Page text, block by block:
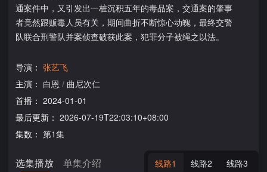
通案件中，又引发出一桩沉积五年的毒品案，交通案的肇事
者竟然跟贩毒人员有关，期间曲折不断惊心动魄，最终交警
队联合刑警队并案侦查破获此案，犯罪分子被绳之以法。
导演： 张艺飞
主演： 白恩 / 曲尼次仁
首播： 2024-01-01
最后更新： 2026-07-19T22:03:10+08:00
集数： 第1集
选集播放 单集介绍 线路1 线路2 线路3